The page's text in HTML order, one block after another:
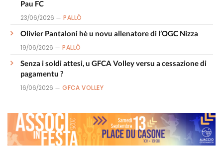
Pau FC
23/06/2026 PALLÒ
Olivier Pantaloni hè u novu allenatore di l’OGC Nizza
19/06/2026 PALLÒ
Senza i soldi attesi, u GFCA Volley versu a cessazione di
pagamentu ?
16/06/2026 GFCA VOLLEY